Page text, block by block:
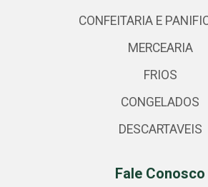
CONFEITARIA E
MERCEARIA
FRIOS
CONGELADOS
DESCARTAVEIS
Fale Conosco